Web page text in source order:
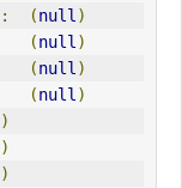
: (null )
(null )
(null )
(null )
)
)
)